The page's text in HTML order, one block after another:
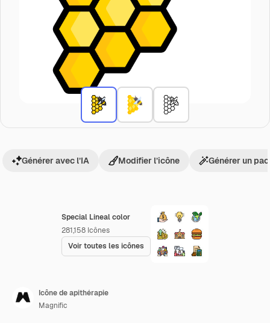
Special Lineal color
281,158 Icônes
Voir toutes les icônes
Générer avec l’IA Modifier l’icône Générer un
Icône de apithérapie
Magnific